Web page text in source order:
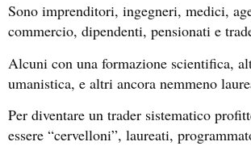
Sono imprenditori, ingegneri, medici,
commercio, dipendenti, pensionati e
Alcuni con una formazione scientifica,
umanistica, e altri ancora nemmeno
Per diventare un trader sistematico
essere “cervelloni”, laureati,